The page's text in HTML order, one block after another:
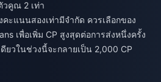
คูณ 2 เท่า
ะแนนสองเท่ามีจำกัด ควรเลือกของ
เพื่อเพิ่ม CP สูงสุดต่อการส่งหนึ่งครั้ง
ยวในช่วงนี้จะกลายเป็น 2,000 CP